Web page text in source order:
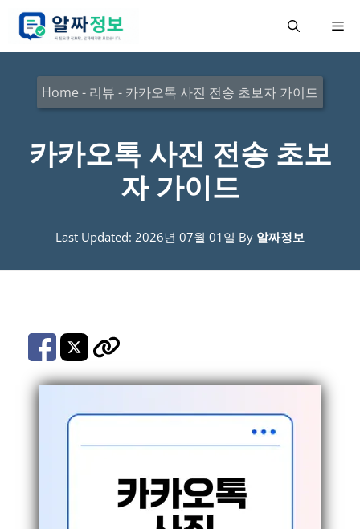
메
Home - 리뷰 - 카카오톡 사진 전송 초보자 가이드
카카오톡 사진 전송 초보
자 가이드
Last Updated: 2026년 07월 01일 By 알짜정보